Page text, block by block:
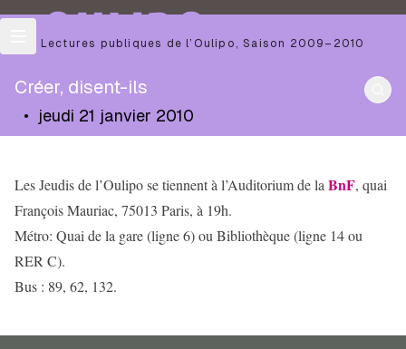
OULIPO
Les Lectures publiques de l’Oulipo ,Saison 2009–2010
Créer, disent-ils
• jeudi 21 janvier 2010
Les Jeudis de l’Oulipo se tiennent à l’Auditorium de la BnF, quai
François Mauriac, 75013 Paris, à 19h.
Métro: Quai de la gare (ligne 6) ou Bibliothèque (ligne 14 ou
RER C).
Bus : 89, 62, 132.